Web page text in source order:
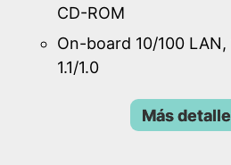
CD-ROM
On-board 10/100 LAN,
1.1/1.0
Más